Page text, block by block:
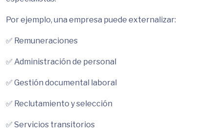
Por ejemplo, una empresa puede externalizar:
✅ Remuneraciones
✅ Administración de personal
✅ Gestión documental laboral
✅ Reclutamiento y selección
✅ Servicios transitorios